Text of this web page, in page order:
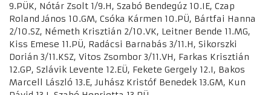
9.PÜK, Nótár Zsolt 1/9.H, Szabó Bendegúz 10.IE, Czap
Roland János 10.GM, Csóka Kármen 10.PÜ, Bártfai Hanna
2/10.SZ, Németh Krisztián 2/10.VK, Leitner Bende 11.MG,
Kiss Emese 11.PÜ, Radácsi Barnabás 3/11.H, Sikorszki
Dorián 3/11.KSZ, Vitos Zsombor 3/11.VH, Farkas Krisztián
12.GP, Szlávik Levente 12.EÜ, Fekete Gergely 12.I, Bakos
Marcell László 13.E, Juhász Kristóf Benedek 13.GM, Kun